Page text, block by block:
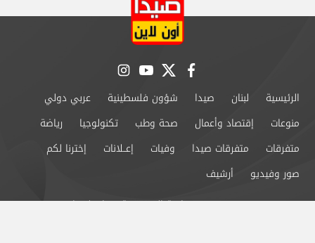
facebook
twitter
youtube
instagram
الرئيسية لبنان صيدا شؤون فلسطينية
عربي دولي
منوعات
إقتصاد وأعمال صحة وطب تكنولوجيا
رياضة
متفرقات
متفرقات صيدا وفيات إعــلانات
إخترنا لكم
صور وفيديو
أرشيف
من نحن
سياسة الخصوصية اتصل بنا